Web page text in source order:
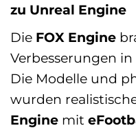
zu Unreal Engine
Die FOX Engine
Verbesserungen
Die Modelle und
wurden
Engine mit